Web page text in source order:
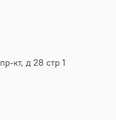
кт, д 28 стр 1